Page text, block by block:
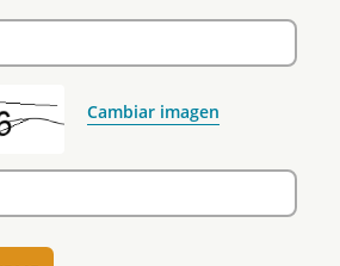
Cambiar imagen